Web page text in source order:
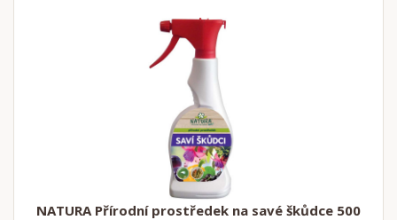
NATURA Přírodní prostředek na savé škůdce 500